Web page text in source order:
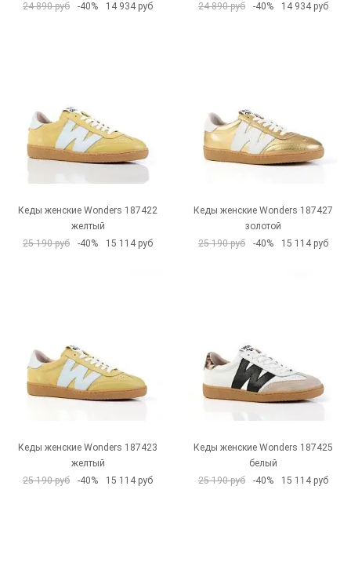
24 890 руб
-40% 14 934 руб
24 890 руб
-40% 14 934 руб
Кеды женские Wonders 187422
желтый
25 190 руб
-40% 15 114 руб
Кеды женские Wonders 187427
золотой
25 190 руб
-40% 15 114 руб
Кеды женские Wonders 187423
желтый
25 190 руб
-40% 15 114 руб
Кеды женские Wonders 187425
белый
25 190 руб
-40% 15 114 руб